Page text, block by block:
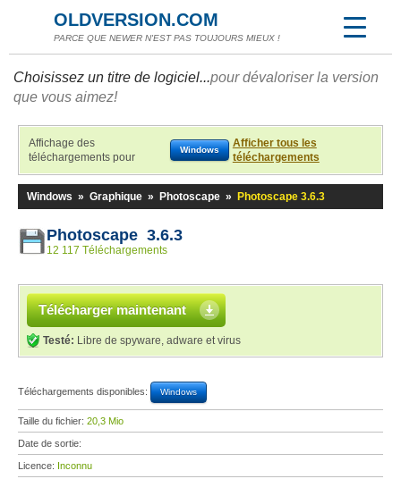
OLDVERSION.COM
PARCE QUE NEWER N'EST PAS TOUJOURS MIEUX !
Choisissez un titre de logiciel...pour dévaloriser la version
que vous aimez!
Affichage des
téléchargements pour
Windows
Afficher tous les
téléchargements
Windows » Graphique » Photoscape » Photoscape 3.6.3
Photoscape 3.6.3
12 117 Téléchargements
Télécharger maintenant
Testé: Libre de spyware, adware et virus
Téléchargements disponibles: Windows
Taille du fichier: 20,3 Mio
Date de sortie:
Licence: Inconnu